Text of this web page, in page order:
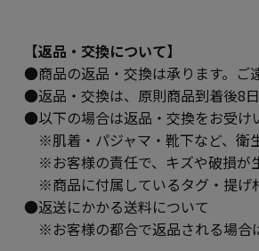
【返品・交換について】
●商品の返品・交換は承ります。ご
●返品・交換は、原則商品到着後8
●以下の場合は返品・交換をお受け
※肌着・パジャマ・靴下など、衛
※お客様の責任で、キズや破損が
※商品に付属しているタグ・提げ
●返送にかかる送料について
※お客様の都合で返品される場合